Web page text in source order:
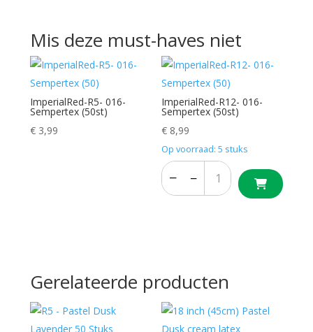
Mis deze must-haves niet
ImperialRed-R5- 016-
Sempertex (50st)
€3,99
ImperialRed-R12- 016-
Sempertex (50st)
€ 8,99
Op voorraad: 5 stuks
− − + +
Gerelateerde producten